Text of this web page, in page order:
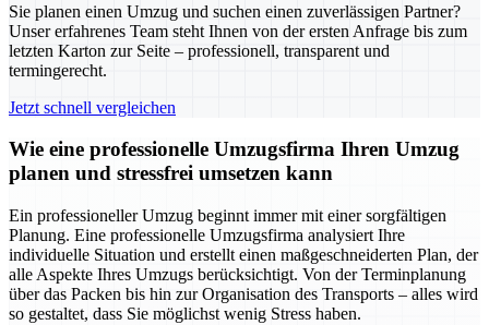
Sie planen einen Umzug und suchen einen zuverlässigen Partner?
Unser erfahrenes Team steht Ihnen von der ersten Anfrage bis zum
letzten Karton zur Seite – professionell, transparent und
termingerecht.
Jetzt schnell vergleichen
Wie eine professionelle Umzugsfirma Ihren Umzug
planen und stressfrei umsetzen kann
Ein professioneller Umzug beginnt immer mit einer sorgfältigen
Planung. Eine professionelle Umzugsfirma analysiert Ihre
individuelle Situation und erstellt einen maßgeschneiderten Plan, der
alle Aspekte Ihres Umzugs berücksichtigt. Von der Terminplanung
über das Packen bis hin zur Organisation des Transports – alles wird
so gestaltet, dass Sie möglichst wenig Stress haben.